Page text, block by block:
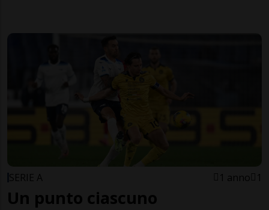
SERIE A 1 anno 1
Un punto ciascuno